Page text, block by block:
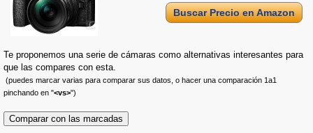
Buscar Precio en Amazon
Te proponemos una serie de cámaras como alternativas interesantes para
que las compares con esta.
(puedes marcar varias para comparar sus datos, o hacer una comparación 1a1
pinchando en "<vs>")